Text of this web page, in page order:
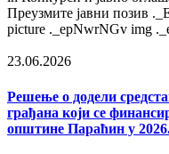
Преузмите јавни позив
picture ._epNwrNGv img
23.06.2026
Решење o додели
грађана који се
општине Параћин у